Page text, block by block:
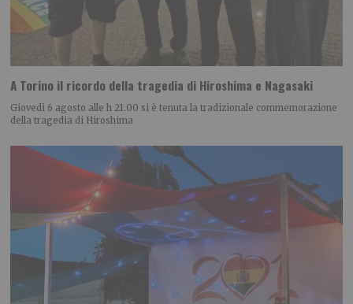
A Torino il ricordo della tragedia di Hiroshima e Nagasaki
Giovedì 6 agosto alle h 21.00 si è tenuta la tradizionale commemorazione
della tragedia di Hiroshima